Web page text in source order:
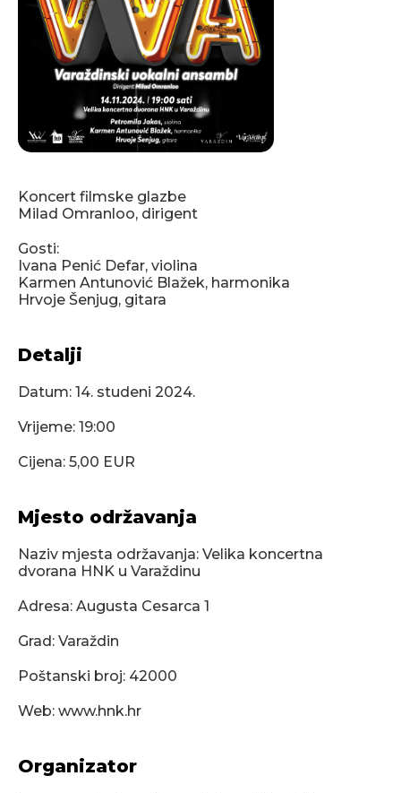
Koncert filmske glazbe
Milad Omranloo, dirigent
Gosti:
Ivana Penić Defar, violina
Karmen Antunović Blažek, harmonika
Hrvoje Šenjug, gitara
Detalji
Datum: 14. studeni 2024.
Vrijeme: 19:00
Cijena: 5,00 EUR
Mjesto održavanja
Naziv mjesta održavanja: Velika koncertna
dvorana HNK u Varaždinu
Adresa: Augusta Cesarca 1
Grad: Varaždin
Poštanski broj: 42000
Web: www.hnk.hr
Organizator